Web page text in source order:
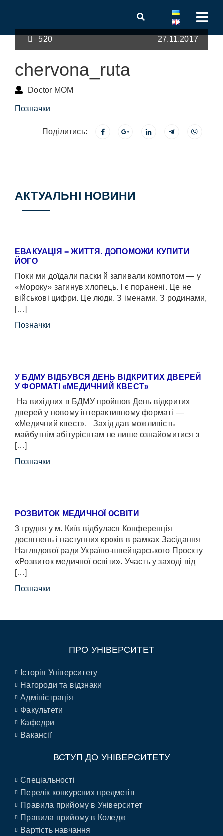
520 27.11.2017
chervona_ruta
Doctor MOM
Позначки
Поділитись:
АКТУАЛЬНІ НОВИНИ
ЕВАКУАЦІЯ = ЖИТТЯ. ДОПОМОЖИ КУПИТИ
ЙОГО
Поки ми доїдали паски й запивали компотом — у
«Мороку» загинув хлопець. І є поранені. Це не
військові цифри. Це люди. З іменами. З родинами,
[…]
Позначки
У БДМУ ВІДБУВСЯ ДЕНЬ ВІДКРИТИХ ДВЕРЕЙ
У ФОРМАТІ «МЕДИЧНИЙ КВЕСТ»
На вихідних в БДМУ пройшов День відкритих
дверей у новому інтерактивному форматі —
«Медичний квест». Захід дав можливість
майбутнім абітурієнтам не лише ознайомитися з
[…]
Позначки
РОЗВИТОК МЕДИЧНОЇ ОСВІТИ
3 грудня у м. Київ відбулася Конференція
досягнень і наступних кроків в рамках Засідання
Наглядової ради Україно-швейцарського Проєкту
«Розвиток медичної освіти». Участь у заході від
[…]
Позначки
ПРО УНІВЕРСИТЕТ
Історія Університету
Нагороди та відзнаки
Адміністрація
Факультети
Кафедри
Вакансії
ВСТУП ДО УНІВЕРСИТЕТУ
Спеціальності
Перелік конкурсних предметів
Правила прийому в Університет
Правила прийому в Коледж
Вартість навчання